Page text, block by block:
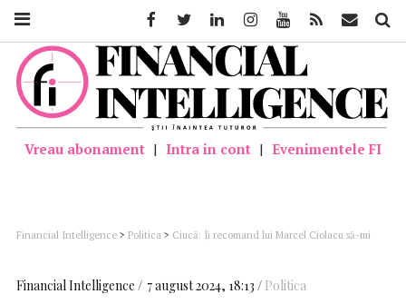
Vreau abonament | Intra in cont | Evenimentele FI
Financial Intelligence > Politica > Ciucă: Îi recomand lui Marcel Ciolacu să-mi
Financial Intelligence 7 august 2024, 18:13 Politica
FacebookTwitter LinkedinInstagramYoutube Feed Mail